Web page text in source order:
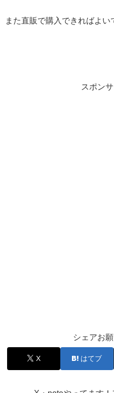
また直販で購入できればよい
スポン
シェアお
X はてブ